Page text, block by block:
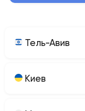
Тель-Авив
Киев